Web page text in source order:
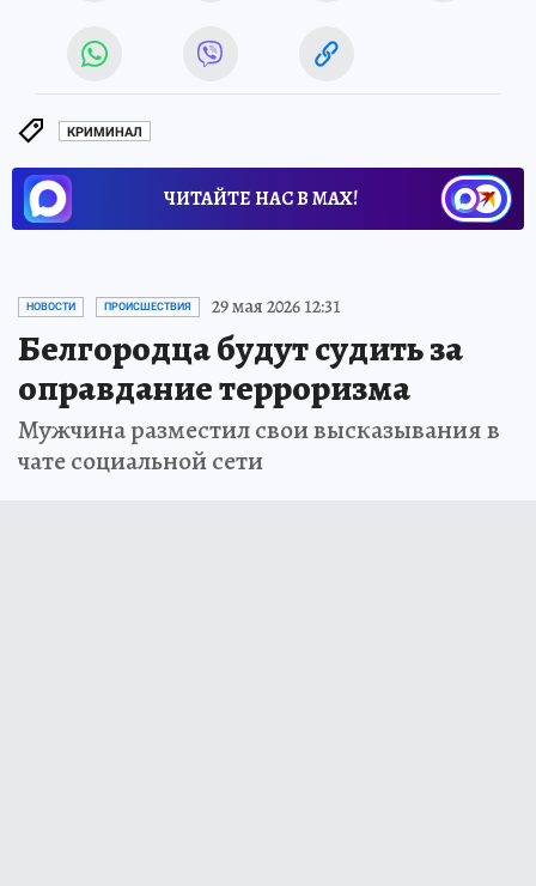
КРИМИНАЛ
ЧИТАЙТЕ НАС В МАХ!
НОВОСТИ ПРОИСШЕСТВИЯ 29 мая 2026 12:31
Белгородца будут судить за
оправдание терроризма
Мужчина разместил свои высказывания в
чате социальной сети